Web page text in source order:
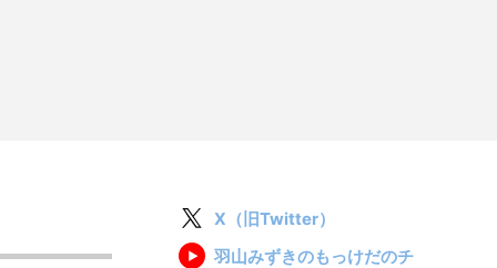
X（旧Twitter）
羽山みずきのもっけだのチ